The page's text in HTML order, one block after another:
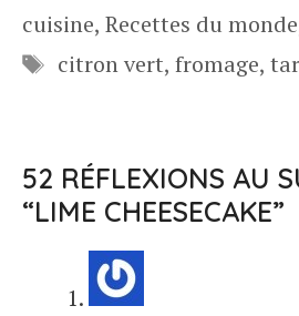
cuisine, Recettes du monde
Étiquettes
citron vert, fromage,
52 RÉFLEXIONS AU
“LIME CHEESECAKE”